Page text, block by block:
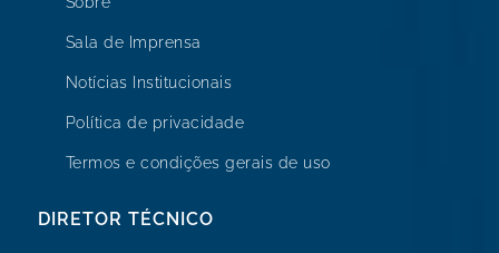
Sala de Imprensa
Notícias Institucionais
Política de privacidade
Termos e condições gerais de uso
DIRETOR TÉCNICO